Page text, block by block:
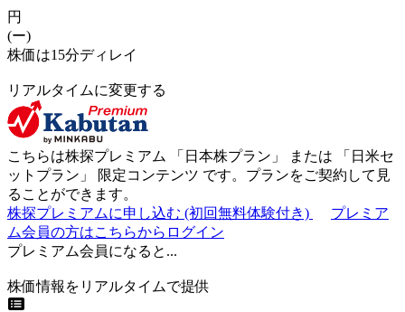
円
(ー)
株価は15分ディレイ
リアルタイムに変更する
こちらは株探プレミアム 「 日本株プラン 」 または 「 日米セ
ットプラン 」 限定コンテンツ です。プランをご契約して見
ることができます。
株探プレミアムに申し込む (初回無料体験付き)
プレミア
ム会員の方はこちらからログイン
プレミアム会員になると...
株価情報をリアルタイムで提供